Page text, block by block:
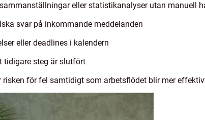
eller statistikanalyser utan manuell
svar på inkommande meddelanden
eller deadlines i kalendern
tidigare steg är slutfört
för fel samtidigt som arbetsflödet blir mer